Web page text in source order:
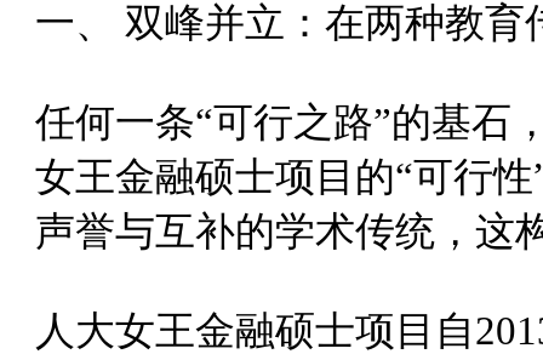
一、 双峰并立：在两种教育
任何一条“可行之路”的基石
女王金融硕士项目的“可行
声誉与互补的学术传统，这
人大女王金融硕士项目自